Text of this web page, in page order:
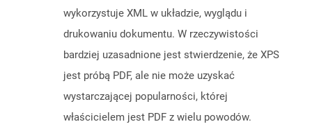
wykorzystuje XML w układzie, wyglądu i
drukowaniu dokumentu. W rzeczywistości
bardziej uzasadnione jest stwierdzenie, że XPS
jest próbą PDF, ale nie może uzyskać
wystarczającej popularności, której
właścicielem jest PDF z wielu powodów.